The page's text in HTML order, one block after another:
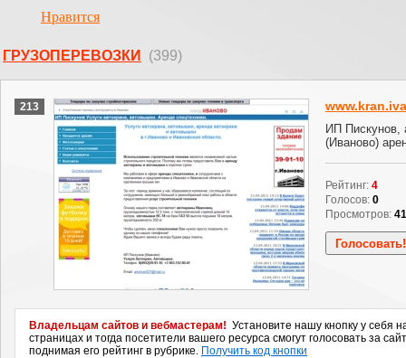
Нравится
ГРУЗОПЕРЕВОЗКИ (399)
213
ИП Пискунов,
(Иваново)
Рейтинг: 4
Голосов: 0
Просмотров:
Владельцам сайтов и вебмастерам! Установите нашу кнопку у себя
страницах и тогда посетители вашего ресурса смогут голосовать за
поднимая его рейтинг в рубрике. Получить код кнопки